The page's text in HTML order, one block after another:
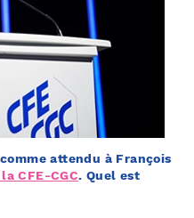
attendu à François
CFE-CGC. Quel est